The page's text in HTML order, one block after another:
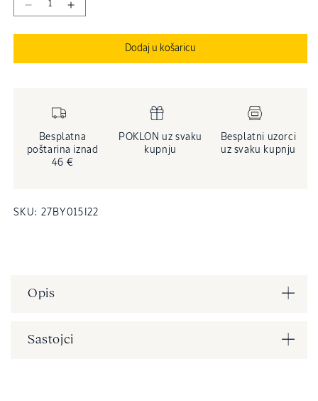
Smanji
balzam
Aktivna
pomlađujuća
njega
Povećaj
Dragocjeni
balzam
Aktivna
pomlađujuća
njega
Dodaj u košaricu
Besplatna
poštarina iznad
46 €
POKLON uz svaku
kupnju
Besplatni uzorci
uz svaku kupnju
SKU: INVENTARNA
27BY015I22
Opis
Sastojci